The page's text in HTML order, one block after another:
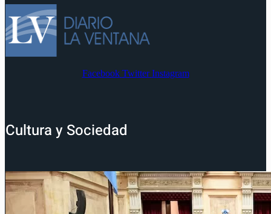
Facebook Twitter Instagram
Cultura y Sociedad